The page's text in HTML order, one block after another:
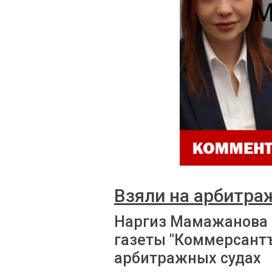
Взяли на
Наргиз Мамажанова
газеты
арбитражных судах